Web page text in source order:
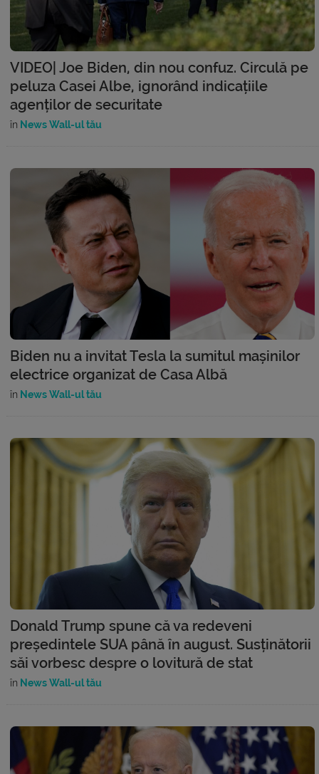
VIDEO| Joe Biden, din nou confuz. Circulă pe
peluza Casei Albe, ignorând indicațiile
agenților de securitate
în News Wall-ul tău
Biden nu a invitat Tesla la sumitul mașinilor
electrice organizat de Casa Albă
în News Wall-ul tău
Donald Trump spune că va redeveni
președintele SUA până în august. Susținătorii
săi vorbesc despre o lovitură de stat
în News Wall-ul tău